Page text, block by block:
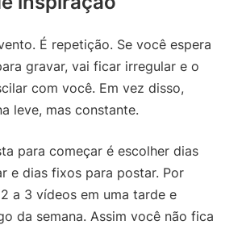
É repetição. Se você espera
gravar, vai ficar irregular e o
com você. Em vez disso,
leve, mas constante.
para começar é escolher dias
e dias fixos para postar. Por
a 3 vídeos em uma tarde e
da semana. Assim você não fica